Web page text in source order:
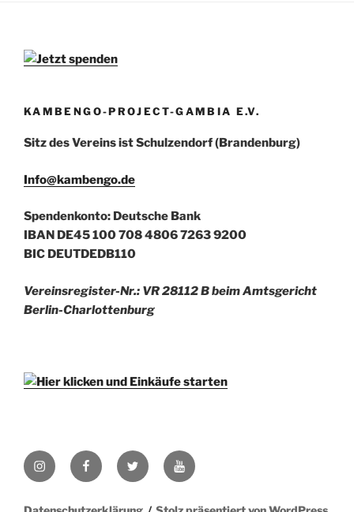
KAMBENGO-PROJECT-GAMBIA E.V.
Sitz des Vereins ist Schulzendorf (Brandenburg)
Info@kambengo.de
Spendenkonto: Deutsche Bank
IBAN DE45 100 708 4806 7263 9200
BIC DEUTDEDB110
Vereinsregister-Nr.: VR 28112 B beim Amtsgericht
Berlin-Charlottenburg
InstagramFacebookTwitter YouTube